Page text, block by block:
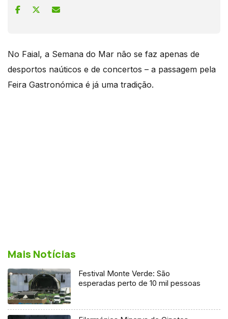
No Faial, a Semana do Mar não se faz apenas de
desportos naúticos e de concertos – a passagem pela
Feira Gastronómica é já uma tradição.
Mais Notícias
Festival Monte Verde: São
esperadas perto de 10 mil pessoas